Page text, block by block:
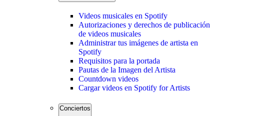
Videos musicales en Spotify
Autorizaciones y derechos de publicación
de videos musicales
Administrar tus imágenes de artista en
Spotify
Requisitos para la portada
Pautas de la Imagen del Artista
Countdown videos
Cargar videos en Spotify for Artists
Conciertos